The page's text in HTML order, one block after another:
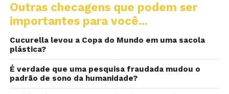
Outras checagens que podem ser
importantes para você...
Cucurella levou a Copa do Mundo em uma sacola
plástica?
É verdade que uma pesquisa fraudada mudou o
padrão de sono da humanidade?